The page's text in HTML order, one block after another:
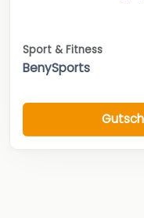
Sport & Fitness
BenySports